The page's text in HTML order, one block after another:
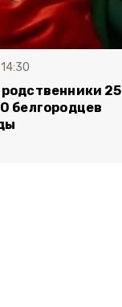
25
белгородцев